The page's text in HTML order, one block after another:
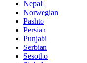
Nepali
Norwegian
Pashto
Persian
Punjabi
Serbian
Sesotho